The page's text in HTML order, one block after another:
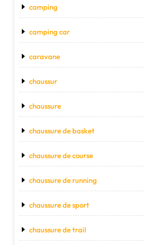
camping
camping car
caravane
chaussur
chaussure
chaussure de basket
chaussure de course
chaussure de running
chaussure de sport
chaussure de trail